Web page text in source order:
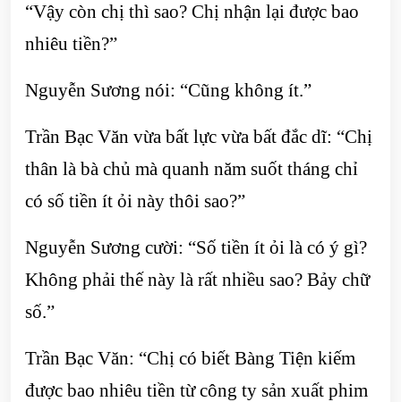
“Vậy còn chị thì sao? Chị nhận lại được bao
nhiêu tiền?”
Nguyễn Sương nói: “Cũng không ít.”
Trần Bạc Văn vừa bất lực vừa bất đắc dĩ: “Chị
thân là bà chủ mà quanh năm suốt tháng chỉ
có số tiền ít ỏi này thôi sao?”
Nguyễn Sương cười: “Số tiền ít ỏi là có ý gì?
Không phải thế này là rất nhiều sao? Bảy chữ
số.”
Trần Bạc Văn: “Chị có biết Bàng Tiện kiếm
được bao nhiêu tiền từ công ty sản xuất phim